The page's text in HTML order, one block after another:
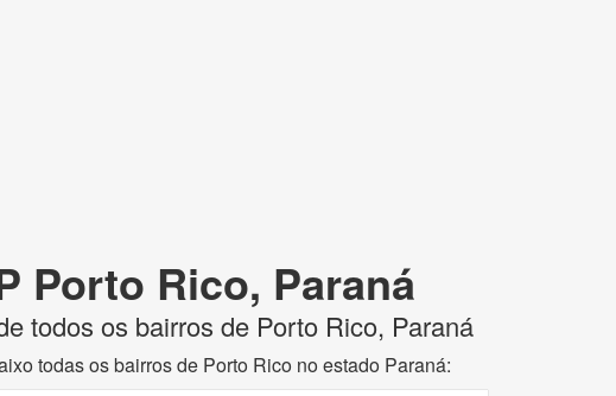
Porto Rico, Paraná
todos os bairros de Porto Rico, Paraná
todas os bairros de Porto Rico no estado Paraná: